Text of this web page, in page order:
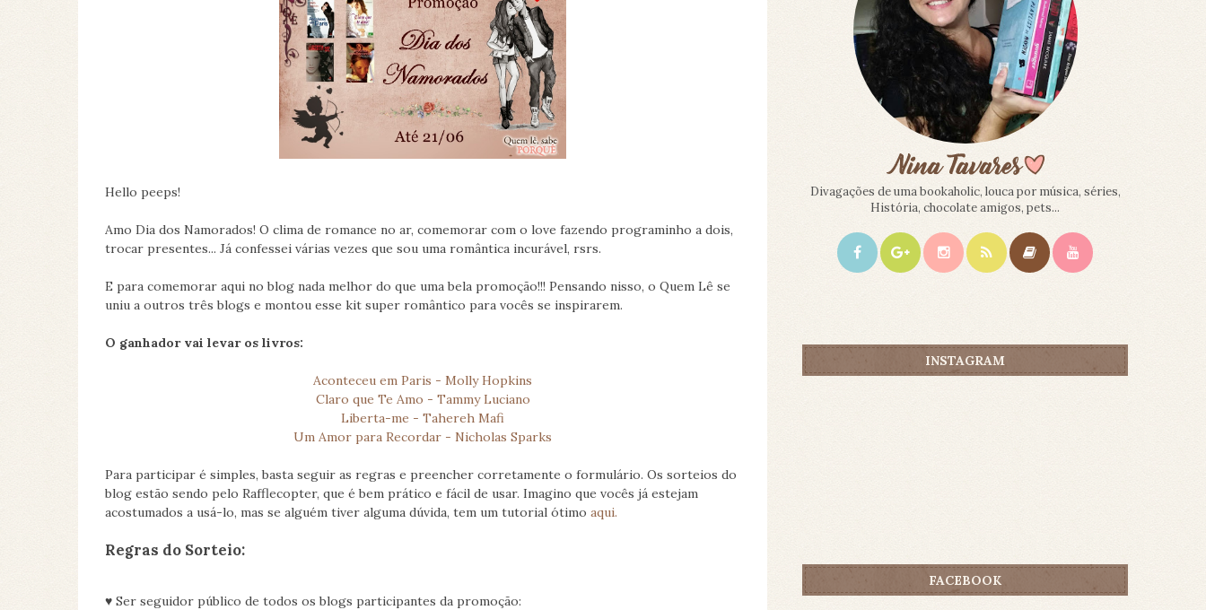
Hello peeps!
Amo Dia dos Namorados! O clima de romance no ar, comemorar com o love fazendo programinho a dois,
trocar presentes... Já confessei várias vezes que sou uma romântica incurável, rsrs.
E para comemorar aqui no blog nada melhor do que uma bela promoção!!! Pensando nisso, o Quem Lê se
uniu a outros três blogs e montou esse kit super romântico para vocês se inspirarem.
O ganhador vai levar os livros:
Aconteceu em Paris - Molly Hopkins
Claro que Te Amo - Tammy Luciano
Liberta-me - Tahereh Mafi
Um Amor para Recordar - Nicholas Sparks
Para participar é simples, basta seguir as regras e preencher corretamente o formulário. Os sorteios do
blog estão sendo pelo Rafflecopter, que é bem prático e fácil de usar. Imagino que vocês já estejam
acostumados a usá-lo, mas se alguém tiver alguma dúvida, tem um tutorial ótimo aqui.
Regras do Sorteio:
♥ Ser seguidor público de todos os blogs participantes da promoção:
Divagações de uma bookaholic, louca por música, séries,
História, chocolate amigos, pets...
INSTAGRAM
FACEBOOK